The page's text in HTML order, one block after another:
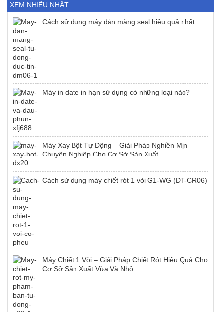
XEM NHIỀU NHẤT
Cách sử dụng máy dán màng seal hiệu quả nhất
Máy in date in hạn sử dụng có những loại nào?
Máy Xay Bột Tự Động – Giải Pháp Nghiền Mịn
Chuyên Nghiệp Cho Cơ Sở Sản Xuất
Cách sử dụng máy chiết rót 1 vòi G1-WG (ĐT-CR06)
Máy Chiết 1 Vòi – Giải Pháp Chiết Rót Hiệu Quả Cho
Cơ Sở Sản Xuất Vừa Và Nhỏ